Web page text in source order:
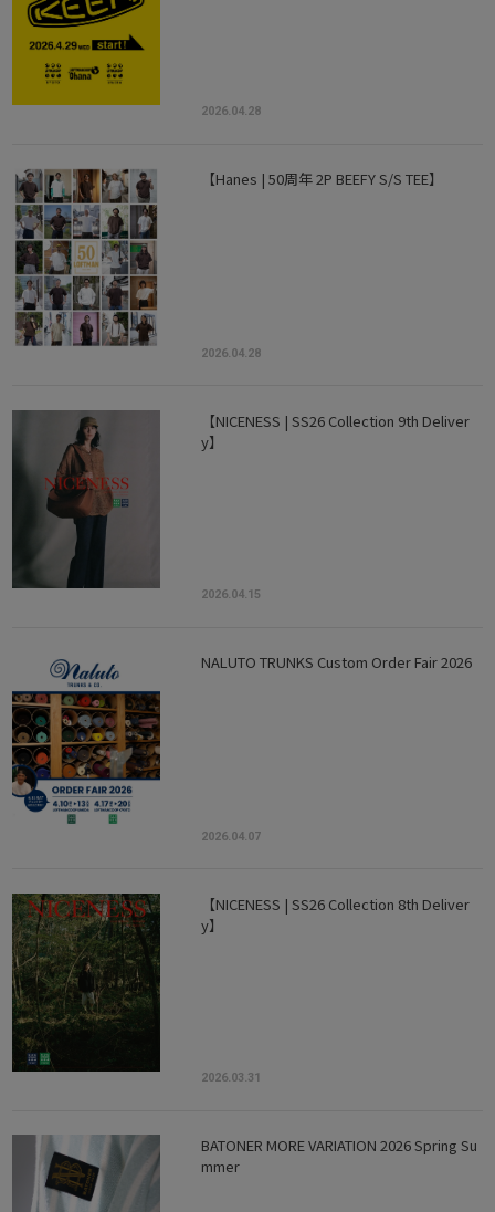
2026.04.28
【Hanes | 50周年 2P BEEFY S/S TEE】
2026.04.28
【NICENESS | SS26 Collection 9th Deliver
y】
2026.04.15
NALUTO TRUNKS Custom Order Fair 2026
2026.04.07
【NICENESS | SS26 Collection 8th Deliver
y】
2026.03.31
BATONER MORE VARIATION 2026 Spring Su
mmer